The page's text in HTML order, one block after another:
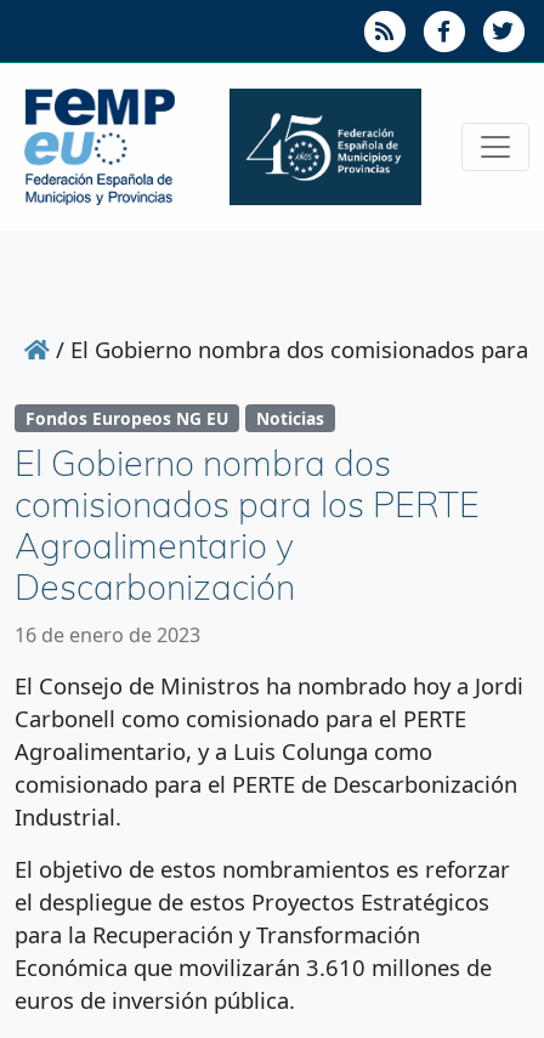
/ El Gobierno nombra dos comisionados para
Fondos Europeos NG EU Noticias
El Gobierno nombra dos
comisionados para los PERTE
Agroalimentario y
Descarbonización
16 de enero de 2023
El Consejo de Ministros ha nombrado hoy a Jordi
Carbonell como comisionado para el PERTE
Agroalimentario, y a Luis Colunga como
comisionado para el PERTE de Descarbonización
Industrial.
El objetivo de estos nombramientos es reforzar
el despliegue de estos Proyectos Estratégicos
para la Recuperación y Transformación
Económica que movilizarán 3.610 millones de
euros de inversión pública.